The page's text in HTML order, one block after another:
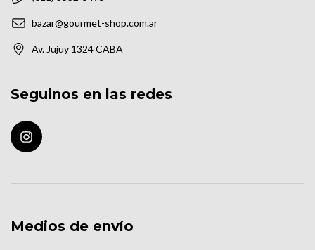
bazar@gourmet-shop.com.ar
Av. Jujuy 1324 CABA
Seguinos en las redes
Medios de envío